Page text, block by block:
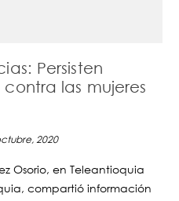
Persisten
las mujeres
2020
Osorio, en Teleantioquia
compartió información